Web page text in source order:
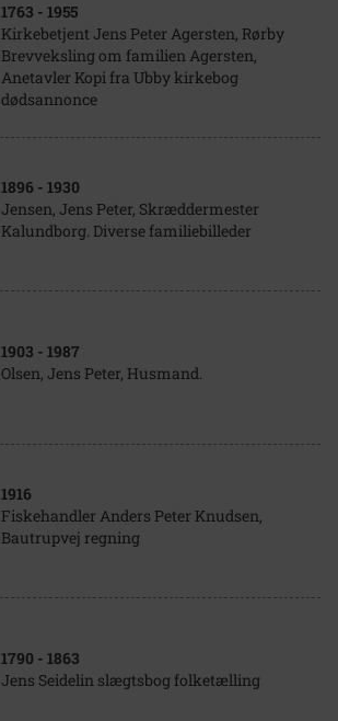
1763 - 1955
Kirkebetjent Jens Peter Agersten, Rørby
Brevveksling om familien Agersten,
Anetavler Kopi fra Ubby kirkebog
dødsannonce
1896 - 1930
Jensen, Jens Peter, Skræddermester
Kalundborg. Diverse familiebilleder
1903 - 1987
Olsen, Jens Peter, Husmand.
1916
Fiskehandler Anders Peter Knudsen,
Bautrupvej regning
1790 - 1863
Jens Seidelin slægtsbog folketælling